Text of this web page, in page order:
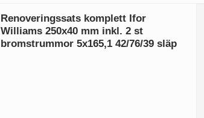
Renoveringssats komplett Ifor
Williams 250x40 mm inkl. 2 st
bromstrummor 5x165,1 42/76/39 släp